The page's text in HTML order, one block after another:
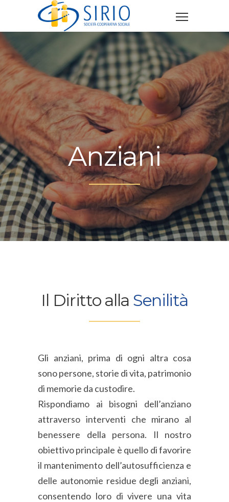
Anziani
Il Diritto alla Senilità
Gli anziani, prima di ogni altra cosa
sono persone, storie di vita, patrimonio
di memorie da custodire.
Rispondiamo ai bisogni dell’anziano
attraverso interventi che mirano al
benessere della persona. Il nostro
obiettivo principale è quello di favorire
il mantenimento dell’autosufficienza e
delle autonomie residue degli anziani,
consentendo loro di vivere una vita